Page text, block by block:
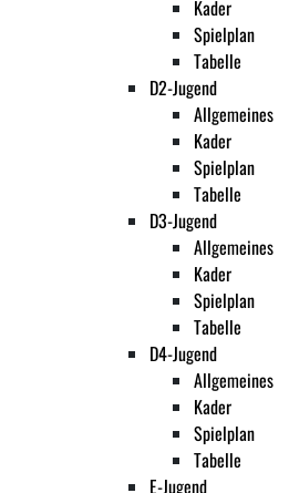
Kader
Spielplan
Tabelle
D2-Jugend
Allgemeines
Kader
Spielplan
Tabelle
D3-Jugend
Allgemeines
Kader
Spielplan
Tabelle
D4-Jugend
Allgemeines
Kader
Spielplan
Tabelle
E-Jugend